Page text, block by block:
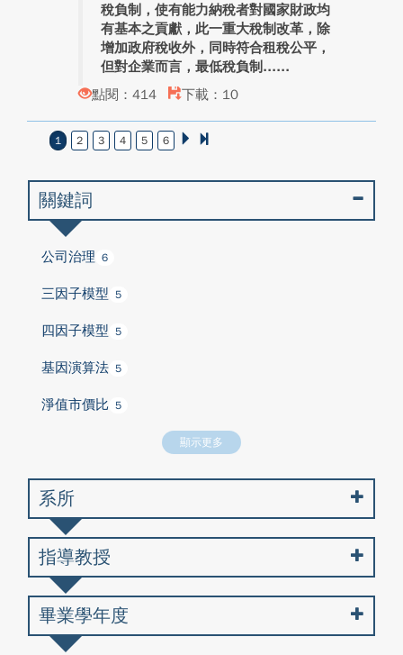
稅負制，使有能力納稅者對國家財政均
有基本之貢獻，此一重大稅制改革，除
增加政府稅收外，同時符合租稅公平，
但對企業而言，最低稅負制...
點閱：414
下載：10
1 2 3 4 5 6
關鍵詞
公司治理 6
三因子模型 5
四因子模型 5
基因演算法 5
淨值市價比 5
顯示更多
系所
指導教授
畢業學年度